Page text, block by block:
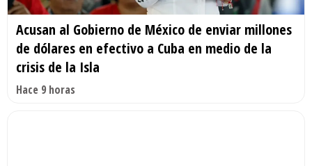
Acusan al Gobierno de México de enviar millones
de dólares en efectivo a Cuba en medio de la
crisis de la Isla
Hace 9 horas